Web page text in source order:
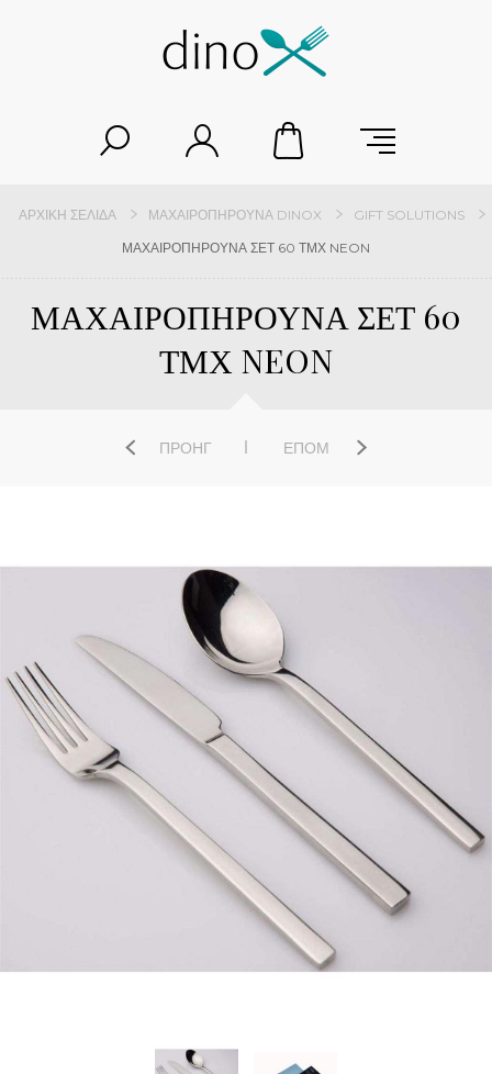
ΑΡΧΙΚΉ ΣΕΛΊΔΑ ΜΑΧΑΙΡΟΠΉΡΟΥΝΑ DINOX
GIFT SOLUTIONS
ΜΑΧΑΙΡΟΠΗΡΟΥΝΑ ΣΕΤ 60 ΤΜΧ NEON
ΜΑΧΑΙΡΟΠΗΡΟΥΝΑ ΣΕΤ 60
ΤΜΧ NEON
ΠΡΟΗΓ ΕΠΌΜ